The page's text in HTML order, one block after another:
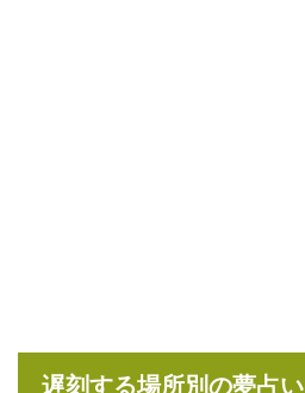
遅刻する場所別の夢占い